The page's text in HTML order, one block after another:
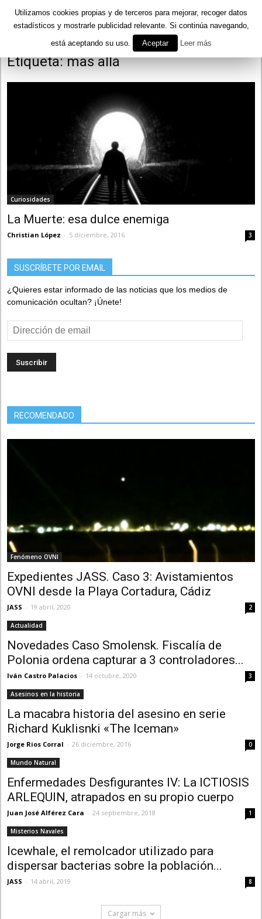
Etiquetas Mas allá
Etiqueta: mas allá
Curiosidades
La Muerte: esa dulce enemiga
Christian López - 5 diciembre, 2016 3
SUSCRÍBETE POR EMAIL
¿Quieres estar informado de las noticias que los medios de
comunicación ocultan? ¡Únete!
Dirección
de
email
RECOMENDADO
Fenómeno OVNI
Expedientes JASS. Caso 3: Avistamientos
OVNI desde la Playa Cortadura, Cádiz
JASS - 19 abril, 2020 2
Actualidad
Novedades Caso Smolensk. Fiscalía de
Polonia ordena capturar a 3 controladores...
Iván Castro Palacios - 14 octubre, 2020 3
Asesinos en la historia
La macabra historia del asesino en serie
Richard Kuklisnki «The Iceman»
Jorge Rios Corral - 26 diciembre, 2016 0
Mundo Natural
Enfermedades Desfigurantes IV: La ICTIOSIS
ARLEQUIN, atrapados en su propio cuerpo
Juan José Alférez Cara - 24 septiembre, 2018 1
Misterios Navales
Icewhale, el remolcador utilizado para
dispersar bacterias sobre la población...
JASS - 14 abril, 2019 8
Cargar más
Utilizamos cookies propias y de terceros para mejorar, recoger datos
estadísticos y mostrarle publicidad relevante. Si continúa navegando,
está aceptando su uso.
Aceptar Leer más